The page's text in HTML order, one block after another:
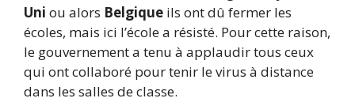
Uni ou alors Belgique ils ont dû fermer les
écoles, mais ici l’école a résisté. Pour cette raison,
le gouvernement a tenu à applaudir tous ceux
qui ont collaboré pour tenir le virus à distance
dans les salles de classe.